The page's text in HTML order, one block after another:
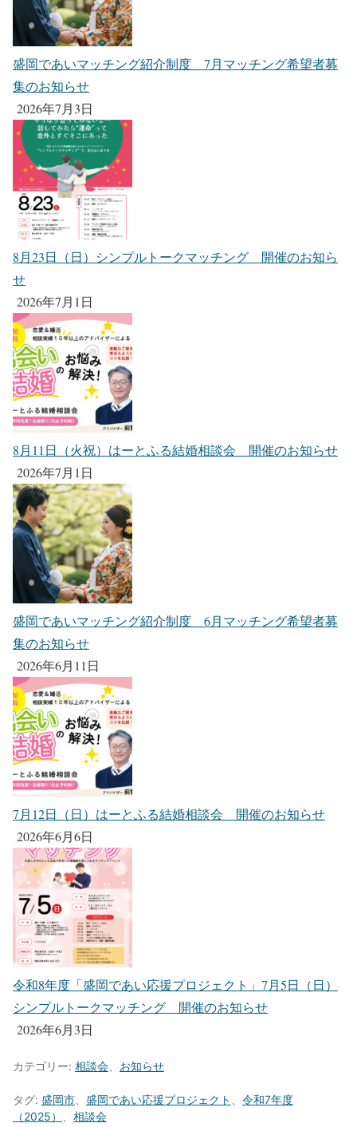
盛岡であいマッチング紹介制度 7月マッチング希望者募
集のお知らせ
2026年7月3日
8月23日（日）シンプルトークマッチング 開催のお知ら
せ
2026年7月1日
8月11日（火祝）はーとふる結婚相談会 開催のお知らせ
2026年7月1日
盛岡であいマッチング紹介制度 6月マッチング希望者募
集のお知らせ
2026年6月11日
7月12日（日）はーとふる結婚相談会 開催のお知らせ
2026年6月6日
令和8年度「盛岡であい応援プロジェクト」7月5日（日）
シンプルトークマッチング 開催のお知らせ
2026年6月3日
カテゴリー: 相談会 お知らせ
タグ: 盛岡市 盛岡であい応援プロジェクト
令和7年度
（2025）
相談会